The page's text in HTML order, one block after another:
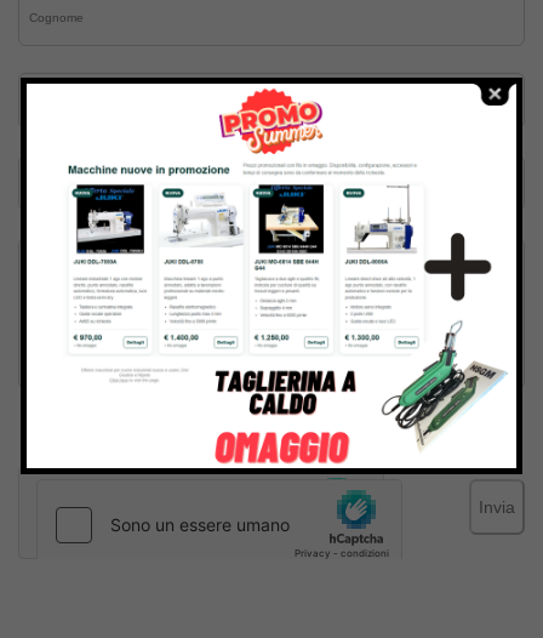
Inviando il messaggio confermo di aver letto e accettato
del sito web
Invia